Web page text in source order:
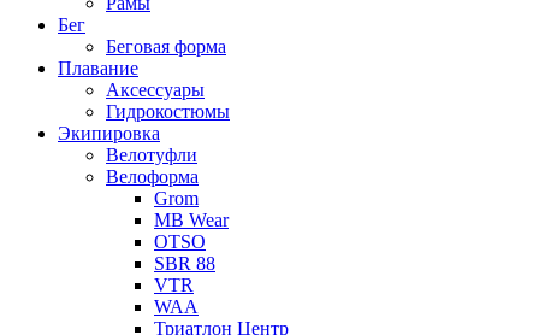
Бег
Беговая форма
Плавание
Аксессуары
Гидрокостюмы
Экипировка
Велотуфли
Велоформа
Grom
MB Wear
OTSO
SBR 88
VTR
WAA
Триатлон Центр